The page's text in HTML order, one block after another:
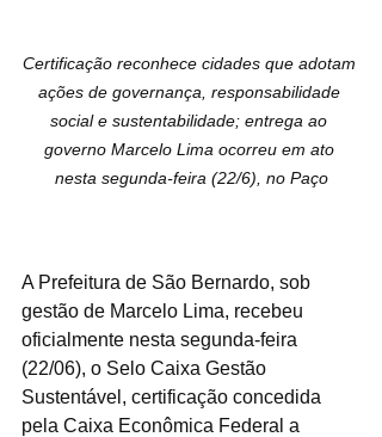
Certificação reconhece cidades que adotam
ações de governança, responsabilidade
social e sustentabilidade; entrega ao
governo Marcelo Lima ocorreu em ato
nesta segunda-feira (22/6), no Paço
A Prefeitura de São Bernardo, sob
gestão de Marcelo Lima, recebeu
oficialmente nesta segunda-feira
(22/06), o Selo Caixa Gestão
Sustentável, certificação concedida
pela Caixa Econômica Federal a